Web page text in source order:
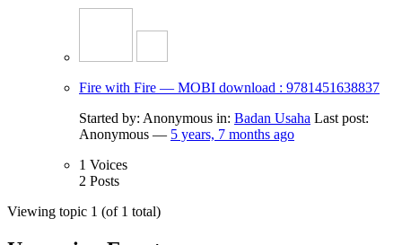
Fire with Fire — MOBI download : 9781451638837
Started by: Anonymous in: Badan Usaha Last post:
Anonymous — 5 years, 7 months ago
1 Voices
2 Posts
Viewing topic 1 (of 1 total)